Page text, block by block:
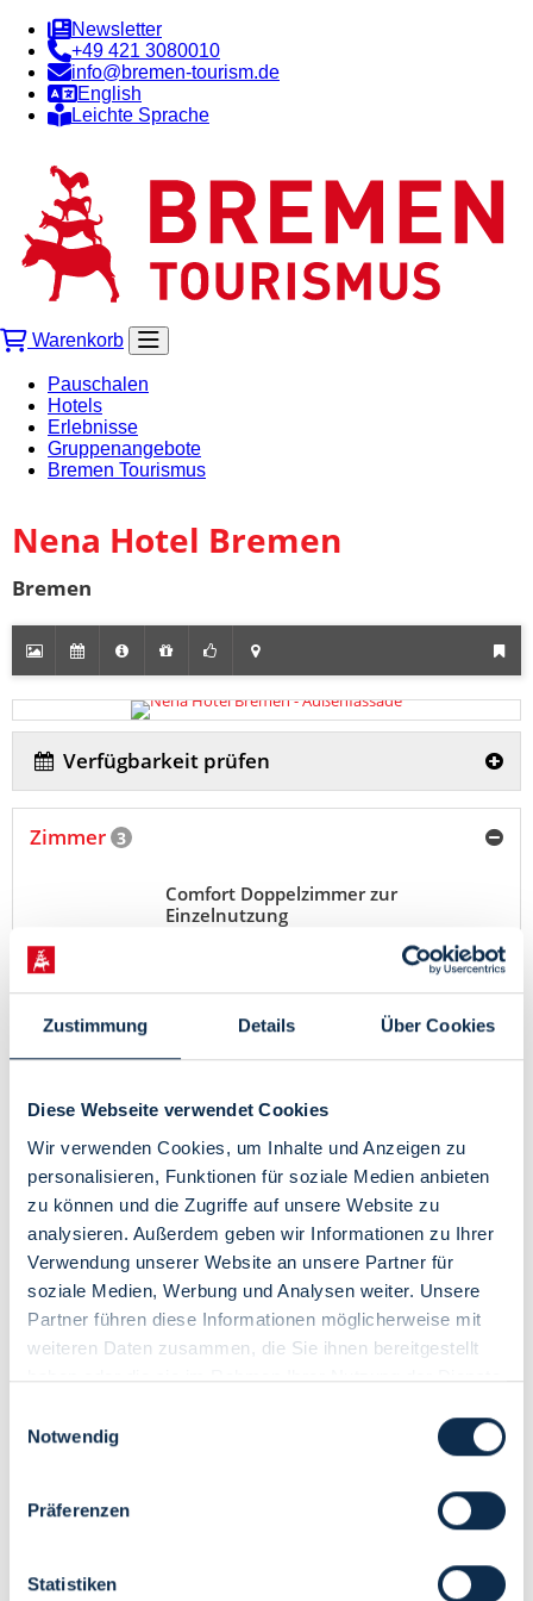
Newsletter
+49 421 3080010
info@bremen-tourism.de
English
Leichte Sprache
Warenkorb
Pauschalen
Hotels
Erlebnisse
Gruppenangebote
Bremen Tourismus
Zustimmung Details Über Cookies
Diese Webseite verwendet Cookies
Wir verwenden Cookies, um Inhalte und Anzeigen zu
personalisieren, Funktionen für soziale Medien anbieten
zu können und die Zugriffe auf unsere Website zu
analysieren. Außerdem geben wir Informationen zu Ihrer
Verwendung unserer Website an unsere Partner für
soziale Medien, Werbung und Analysen weiter. Unsere
Partner führen diese Informationen möglicherweise mit
weiteren Daten zusammen, die Sie ihnen bereitgestellt
haben oder die sie im Rahmen Ihrer Nutzung der Dienste
Notwendig
Präferenzen
Statistiken
Nena Hotel Bremen
Bremen
Verfügbarkeit prüfen
Zimmer 3
Comfort Doppelzimmer zur
Einzelnutzung
Pro Einheit / Nacht für 1
Details
Genießen Sie über 20 m² große, liebevoll eingerichtete Zimmer
mit Designelementen von Eames und Dixon. Jedes Zimmer ist
individuell mit teilweise großer Badewanne und/oder
Regendusche ausgestattet.
Ausstattungsmerkmale Hotelzimmer: Bad und Dusche,
WC, Föhn, Klimaanlage im Zimmer, Radio, Safe, TV, Telefon im
Zimmer, W-LAN im Zimmer, kostenfreie Pflegeprodukte
Belegung: 1 Person
Verfügbarkeiten anzeigen